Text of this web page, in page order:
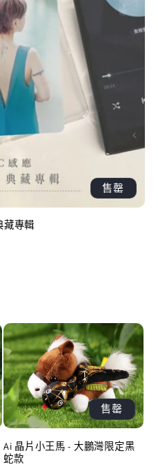
售罄
藏專輯
售罄
Ai 晶片小王馬 - 大鵬灣限定黑
蛇款